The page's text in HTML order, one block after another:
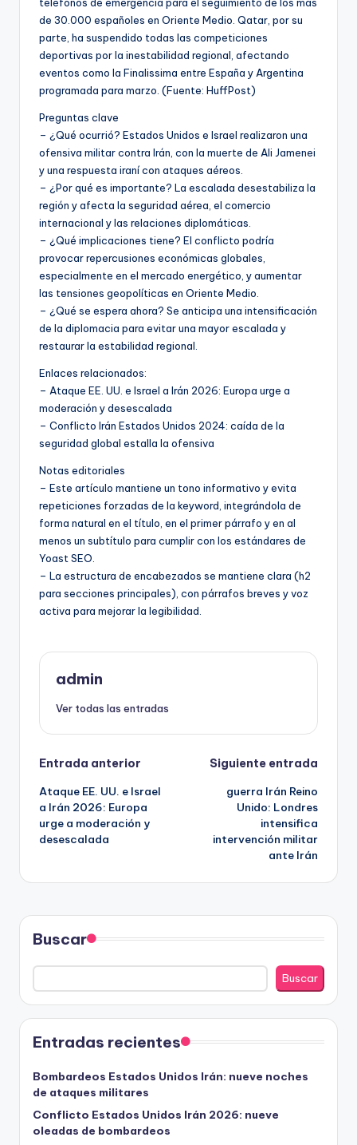
de 30.000 españoles en Oriente Medio. Qatar, por su
parte, ha suspendido todas las competiciones
deportivas por la inestabilidad regional, afectando
eventos como la Finalissima entre España y Argentina
programada para marzo. (Fuente: HuffPost)
Preguntas clave
– ¿Qué ocurrió? Estados Unidos e Israel realizaron una
ofensiva militar contra Irán, con la muerte de Ali Jamenei
y una respuesta iraní con ataques aéreos.
– ¿Por qué es importante? La escalada desestabiliza la
región y afecta la seguridad aérea, el comercio
internacional y las relaciones diplomáticas.
– ¿Qué implicaciones tiene? El conflicto podría
provocar repercusiones económicas globales,
especialmente en el mercado energético, y aumentar
las tensiones geopolíticas en Oriente Medio.
– ¿Qué se espera ahora? Se anticipa una intensificación
de la diplomacia para evitar una mayor escalada y
restaurar la estabilidad regional.
Enlaces relacionados:
– Ataque EE. UU. e Israel a Irán 2026: Europa urge a
moderación y desescalada
– Conflicto Irán Estados Unidos 2024: caída de la
seguridad global estalla la ofensiva
Notas editoriales
– Este artículo mantiene un tono informativo y evita
repeticiones forzadas de la keyword, integrándola de
forma natural en el título, en el primer párrafo y en al
menos un subtítulo para cumplir con los estándares de
Yoast SEO.
– La estructura de encabezados se mantiene clara (h2
para secciones principales), con párrafos breves y voz
activa para mejorar la legibilidad.
admin
Ver todas las entradas
Navegación
de
entradas
Entrada anterior
Ataque EE. UU. e Israel
a Irán 2026: Europa
urge a moderación y
desescalada
Siguiente entrada
guerra Irán Reino
Unido: Londres
intensifica
intervención militar
ante Irán
Buscar
Buscar
Entradas recientes
Bombardeos Estados Unidos Irán: nueve noches
de ataques militares
Conflicto Estados Unidos Irán 2026: nueve
oleadas de bombardeos